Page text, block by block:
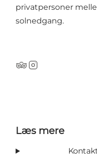
privatpersoner
solnedgang.
TripAdvisor
Instagram
Læs mere